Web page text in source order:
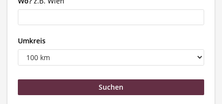
Umkreis